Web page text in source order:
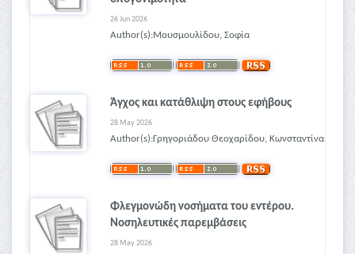
26 Jun 2026
Author(s):Μουσμουλίδου, Σοφία
Άγχος και κατάθλιψη στους εφήβους
28 May 2026
Author(s):Γρηγοριάδου Θεοχαρίδου, Κωνσταντίνα
Φλεγμονώδη νοσήματα του εντέρου.
Νοσηλευτικές παρεμβάσεις
28 May 2026